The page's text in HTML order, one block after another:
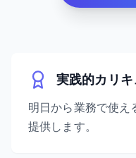
実践的カリキ
明日から業務で使え
提供します。